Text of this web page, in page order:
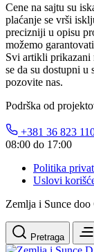
Cene na sajtu su
plaćanje se vrši
precizniji u opisu
možemo
Svi artikli prikazani
se da su dostupni u
pozovite nas.
Podrška od
+381 36 823
08:00 do 17:00
Politika
Uslovi
Zemlja i Sunce
Pretraga